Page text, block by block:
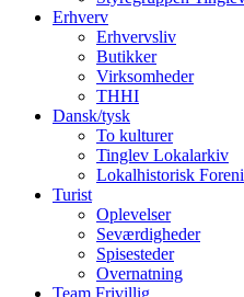
Erhverv
Erhvervsliv
Butikker
Virksomheder
THHI
Dansk/tysk
To kulturer
Tinglev Lokalarkiv
Lokalhistorisk
Turist
Oplevelser
Seværdigheder
Spisesteder
Overnatning
Team Frivillig